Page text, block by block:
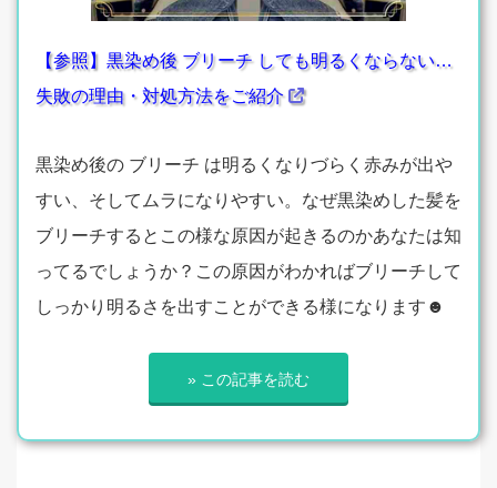
【参照】黒染め後 ブリーチ しても明るくならない…
失敗の理由・対処方法をご紹介
黒染め後の ブリーチ は明るくなりづらく赤みが出や
すい、そしてムラになりやすい。なぜ黒染めした髪を
ブリーチするとこの様な原因が起きるのかあなたは知
ってるでしょうか？この原因がわかればブリーチして
しっかり明るさを出すことができる様になります☻
» この記事を読む